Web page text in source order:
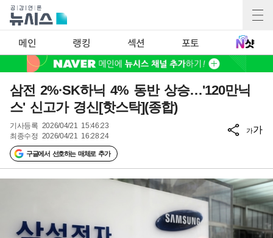
메인 랭킹 섹션 포토
삼전 2%·SK하닉 4% 동반 상승…'120만닉
스' 신고가 경신[핫스탁](종합)
기사등록 2026/04/21 15:46:23
최종수정 2026/04/21 16:28:24
구글에서 선호하는 매체로 추가
가가